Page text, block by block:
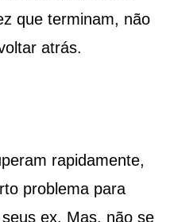
que terminam, não
atrás.
rapidamente,
problema para
ex. Mas, não se